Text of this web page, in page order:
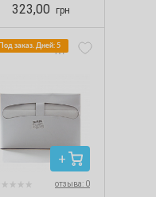
323,00 грн
Под заказ. Дней: 5
отзыва: 0